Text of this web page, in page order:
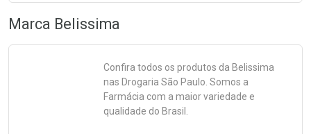
Marca Belissima
Confira todos os produtos da Belissima
nas Drogaria São Paulo. Somos a
Farmácia com a maior variedade e
qualidade do Brasil.